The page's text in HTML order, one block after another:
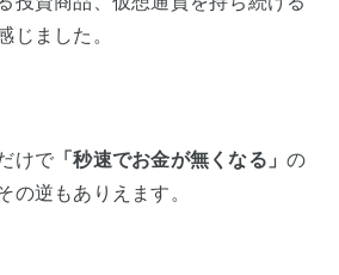
じました。
けで 「秒速でお金が無くなる」 の
の逆もありえます。